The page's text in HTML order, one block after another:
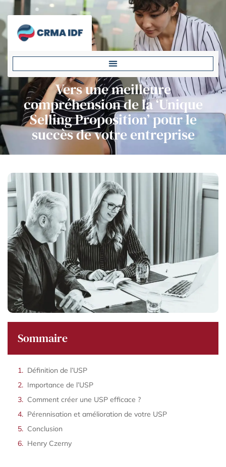
Vers une meilleure
compréhension de la ‘Unique
Selling Proposition’ pour le
succès de votre entreprise
Sommaire
Définition de l’USP
Importance de l’USP
Comment créer une USP efficace ?
Pérennisation et amélioration de votre USP
Conclusion
Henry Czerny